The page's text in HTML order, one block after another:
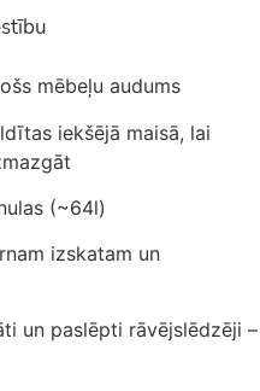
mēbeļu audums
iekšējā maisā, lai
(~64l)
izskatam un
un paslēpti rāvējslēdzēji –